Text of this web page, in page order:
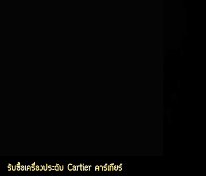
รับซื้อเครื่องประดับ Cartier คาร์เทียร์